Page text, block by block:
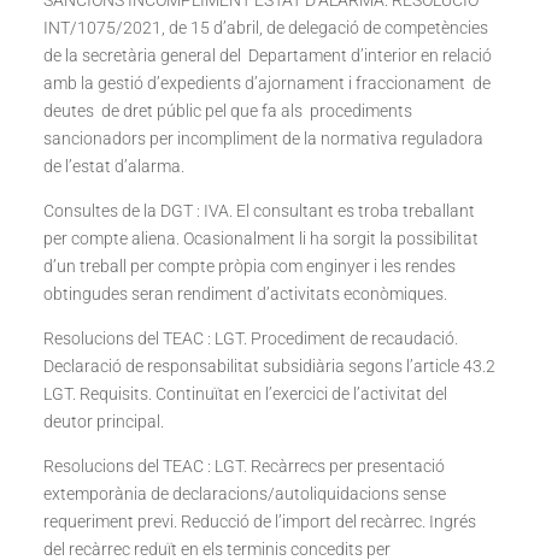
INT/1075/2021, de 15 d’abril, de delegació de competències
de la secretària general del Departament d’interior en relació
amb la gestió d’expedients d’ajornament i fraccionament de
deutes de dret públic pel que fa als procediments
sancionadors per incompliment de la normativa reguladora
de l’estat d’alarma.
Consultes de la DGT : IVA. El consultant es troba treballant
per compte aliena. Ocasionalment li ha sorgit la possibilitat
d’un treball per compte pròpia com enginyer i les rendes
obtingudes seran rendiment d’activitats econòmiques.
Resolucions del TEAC : LGT. Procediment de recaudació.
Declaració de responsabilitat subsidiària segons l’article 43.2
LGT. Requisits. Continuïtat en l’exercici de l’activitat del
deutor principal.
Resolucions del TEAC : LGT. Recàrrecs per presentació
extemporània de declaracions/autoliquidacions sense
requeriment previ. Reducció de l’import del recàrrec. Ingrés
del recàrrec reduït en els terminis concedits per